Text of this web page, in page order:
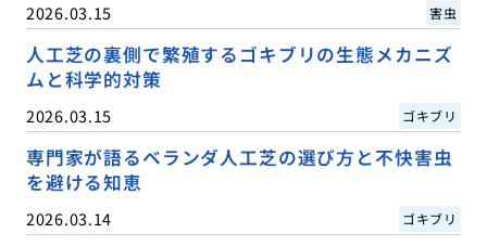
2026.03.15 害虫
人工芝の裏側で繁殖するゴキブリの生態メカニズ
ムと科学的対策
2026.03.15 ゴキブリ
専門家が語るベランダ人工芝の選び方と不快害虫
を避ける知恵
2026.03.14 ゴキブリ